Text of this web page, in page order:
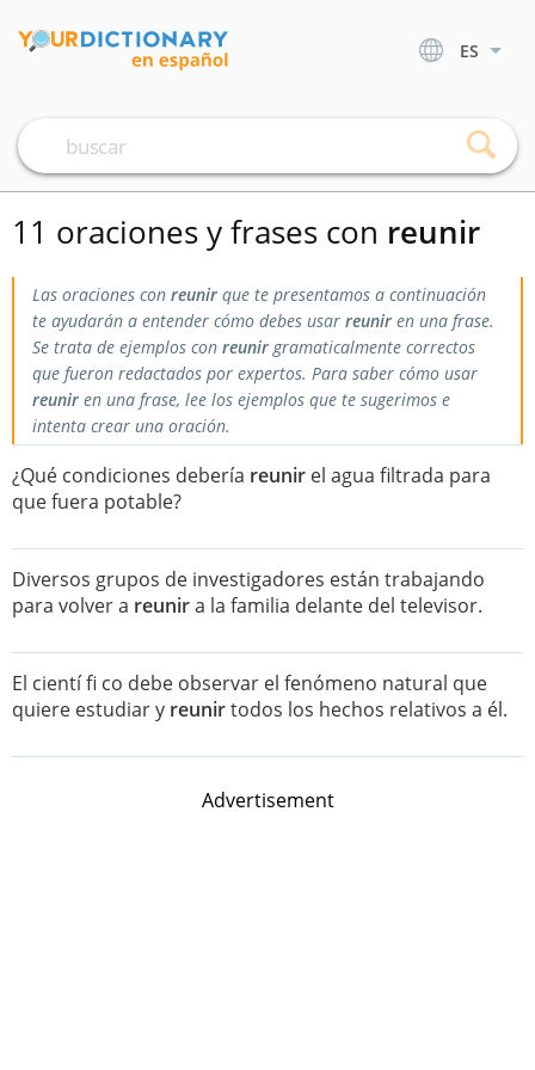
ES
11 oraciones y frases con reunir
Las oraciones con reunir que te presentamos a continuación
te ayudarán a entender cómo debes usar reunir en una frase.
Se trata de ejemplos con reunirgramaticalmente correctos
que fueron redactados por expertos. Para saber cómo usar
reunir en una frase, lee los ejemplos que te sugerimos e
intenta crear una oración.
¿Qué condiciones debería reunir el agua filtrada para
que fuera potable?
Diversos grupos de investigadores están trabajando
para volver a reunira la familia delante del televisor.
El cientí fi co debe observar el fenómeno natural que
quiere estudiar y reunirtodos los hechos relativos a él.
Advertisement